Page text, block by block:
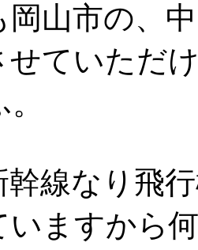
岡山市の、
せていただ
線なり飛
いますから